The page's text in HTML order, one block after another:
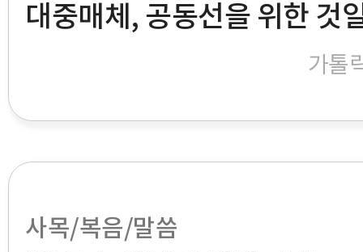
대중매체, 공동선을 위한 것
가톨
사목/복음/말씀